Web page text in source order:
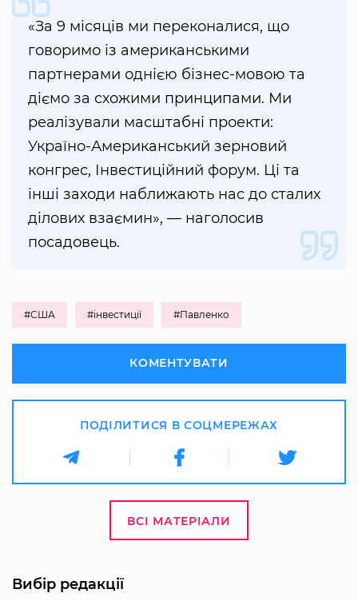
«За 9 місяців ми переконалися, що
говоримо із американськими
партнерами однією бізнес-мовою та
діємо за схожими принципами. Ми
реалізували масштабні проекти:
Україно-Американський зерновий
конгрес, Інвестиційний форум. Ці та
інші заходи наближають нас до сталих
ділових взаємин», — наголосив
посадовець.
#США #інвестиції #Павленко
КОМЕНТУВАТИ
ПОДІЛИТИСЯ В СОЦМЕРЕЖАХ
ВСІ МАТЕРІАЛИ
Вибір редакції